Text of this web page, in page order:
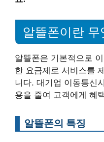
알뜰폰이란 무
알뜰폰은 기본적으로
한 요금제로 서비스를
니다. 대기업 이동통신
용을 줄여 고객에게 혜
알뜰폰의 특징